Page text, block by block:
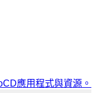
應用程式與資源。